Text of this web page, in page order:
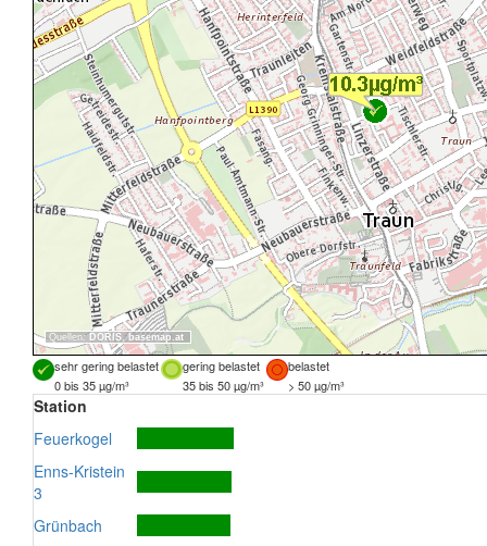
Quellen: DORIS, basemap.at
sehr gering belastet gering belastet
belastet
0 bis 35 µg/m³
35 bis 50 µg/m³ > 50 µg/m³
Station
Feuerkogel
Enns-Kristein
3
Grünbach